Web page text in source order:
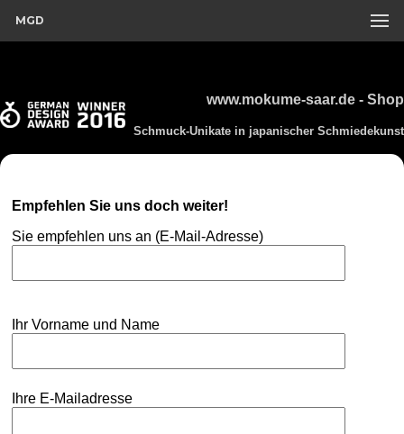
MGD
www.mokume-saar.de - Shop
Schmuck-Unikate in japanischer Schmiedekunst
Empfehlen Sie uns doch weiter!
Sie empfehlen uns an (E-Mail-Adresse)
Ihr Vorname und Name
Ihre E-Mailadresse